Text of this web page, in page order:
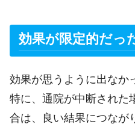
効果が限定的だっ
効果が思うように出なか
特に、通院が中断された
合は、良い結果につなが